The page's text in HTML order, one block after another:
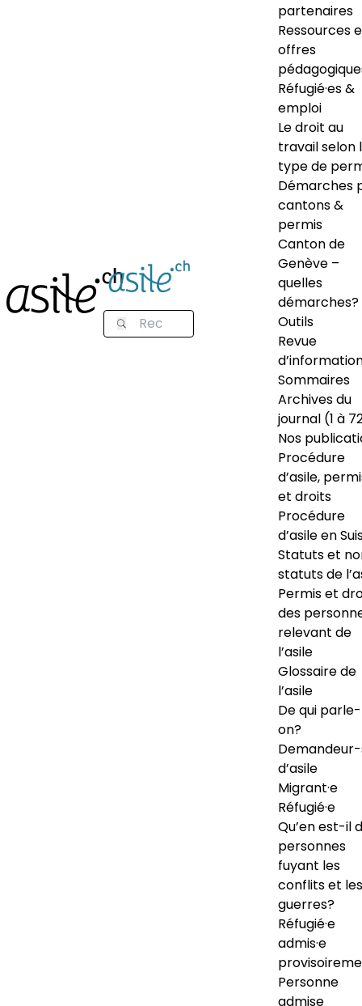
partenaires
Ressources
offres
Réfugié·es &
emploi
Le droit au
travail selon
type de
Démarches
cantons &
permis
Canton de
Genève –
quelles
démarches?
Outils
Revue
Sommaires
Archives du
journal (1 à
Nos
Procédure
d’asile,
et droits
Procédure
d’asile en
Statuts et
statuts de
Permis et
des
relevant de
l’asile
Glossaire de
l’asile
De qui
on?
d’asile
Migrant·e
Réfugié·e
Qu’en est-il
personnes
fuyant les
conflits et les
guerres?
Réfugié·e
admis·e
Personne
admise